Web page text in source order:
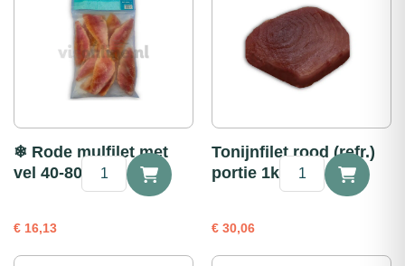
❄ Rode mulfilet met
vel 40-80g 1kg
€ 16,13
Rode
40-
Tonijnfilet rood (refr.)
portie 1kg
€ 30,06
Tonijnfilet
rood
aantal